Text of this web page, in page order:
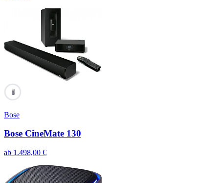
100
Bose
Bose CineMate 130
ab 1.498,00 €